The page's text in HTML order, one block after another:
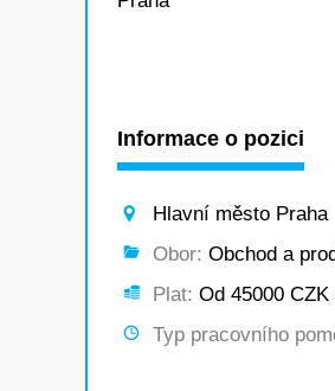
Informace o pozici
Hlavní město Praha
Obor: Obchod a
Plat: Od 45000
Typ pracovního